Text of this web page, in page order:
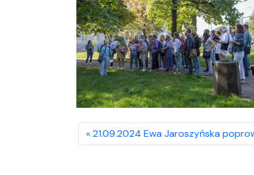
21.09.2024 Ewa Jaroszyńska